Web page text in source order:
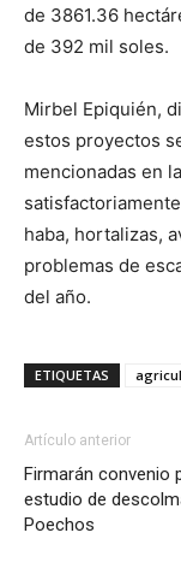
de 3861.36
de 392 mil soles.
Mirbel Epiquién,
estos proyectos
mencionadas en
satisfactoriamente
haba, hortalizas,
problemas de
del año.
ETIQUETAS
Artículo anterior
Firmarán convenio
estudio de
Poechos